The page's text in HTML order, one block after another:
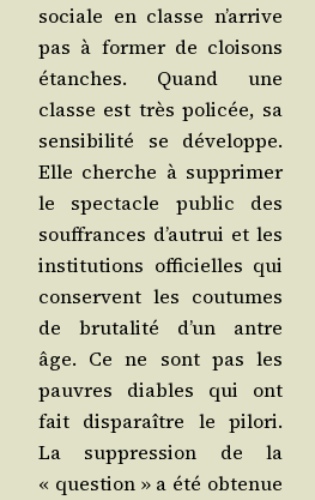
sociale en classe n’ar­rive
pas à for­mer de cloi­sons
étanches. Quand une
classe est très poli­cée, sa
sen­si­bi­li­té se déve­loppe.
Elle cherche à sup­pri­mer
le spec­tacle public des
souf­frances d’au­trui et les
ins­ti­tu­tions offi­cielles qui
conservent les cou­tumes
de bru­ta­li­té d’un antre
âge. Ce ne sont pas les
pauvres diables qui ont
fait dis­pa­raître le pilo­ri.
La sup­pres­sion de la
« ques­tion » a été obte­nue